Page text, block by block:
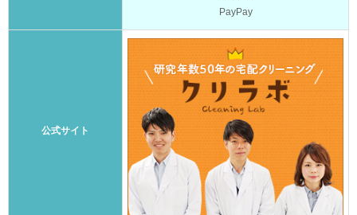
PayPay
公式サイト